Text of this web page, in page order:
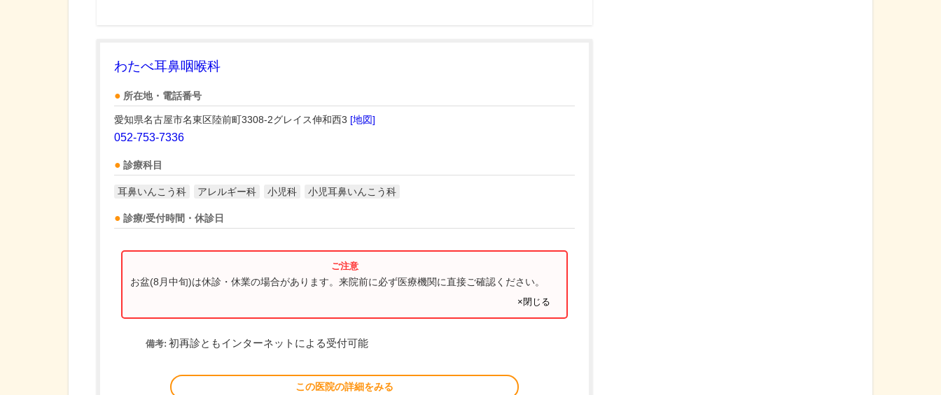
わたべ耳鼻咽喉科
所在地・電話番号
愛知県名古屋市名東区陸前町3308-2グレイス伸和西3 [地図]
052-753-7336
診療科目
耳鼻いんこう科 アレルギー科 小児科 小児耳鼻いんこう科
診療/受付時間・休診日
お盆(8月中旬)は休診・休業の場合があります。来院前に必ず医療機関に直接ご確認ください。
×閉じる
備考: 初再診ともインターネットによる受付可能
この医院の詳細をみる